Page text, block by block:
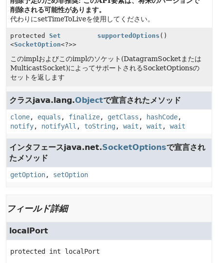
削除される可能性があります。
代わりにsetTimeToLiveを使用してください。
protected Set
<SocketOption<?>>
supportedOptions ()
このimplおよびこのimplのソケット(DatagramSocketまたは
MulticastSocket)によってサポートされるSocketOptionsの
セットを返します
クラスjava.lang.Objectで宣言されたメソッド
clone, equals , finalize, getClass , hashCode,
notify, notifyAll , toString, wait , wait , wait
インタフェースjava.net.SocketOptionsで宣言され
たメソッド
getOption, setOption
フィールド詳細
localPort
protected int localPort